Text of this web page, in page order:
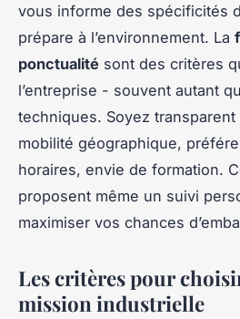
vous informe des spécificités
prépare à l’environnement. La
ponctualité sont des critères
l’entreprise - souvent autant
techniques. Soyez
mobilité géographique,
horaires, envie de formation.
proposent même un suivi
maximiser vos chances
Les critères pour
mission industrielle